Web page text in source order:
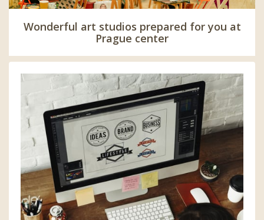
Wonderful art studios prepared for you at
Prague center